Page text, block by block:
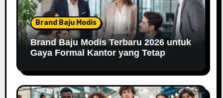
Brand Baju Modis
Brand Baju Modis Terbaru 2026 untuk
Gaya Formal Kantor yang Tetap